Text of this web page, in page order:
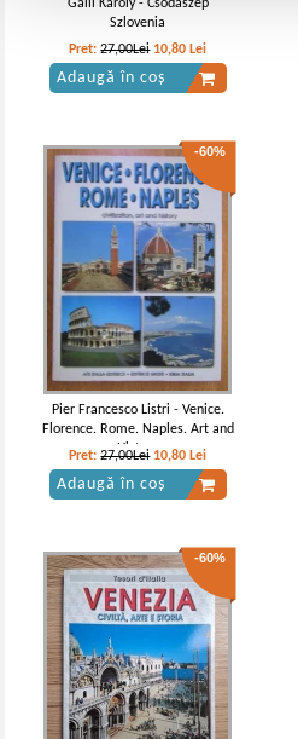
Galli Karoly - Csodaszep
Szlovenia
Pret:27,00Lei 10,80 Lei
Adaugă în coș
-60%
Pier Francesco Listri - Venice.
Florence. Rome. Naples. Art and
History
Pret:27,00Lei 10,80 Lei
Adaugă în coș
-60%